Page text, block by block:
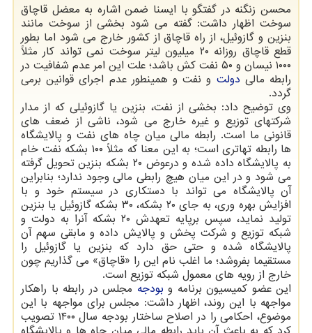
محسن زنگنه در گفتگو با ایسنا ضمن اشاره به معضل قاچاق
سوخت اظهار داشت: گفته می شود بخشی از سوخت مانند
بنزین و گازوئیل، از راه قاچاق از کشور خارج می شود اما بطور
قطع قاچاق روزانه ۲۰ میلیون لیتر سوخت نمی تواند کار مثلاً
۱۰۰۰ نیسان و ۵۰ نفت کش باشد؛ علت این امر عدم شفافیت در
رابطه مالی دولت و نفت و همینطور عدم اجرای قوانین برمی
گردد.
وی توضیح داد: بخشی از نفت، بنزین یا گازوئیلی که از مدار
شرکتهای توزیع و غیره خارج می شود، ناشی از ضعف های
قانونی ما است. رابطه مالی میان چاه های نفت و پالایشگاه
ها رابطه تهاتری است؛ به این معنا که مثلاً ۱۰۰ بشکه نفت خام
به پالایشگاه داده شده و درعوض ۲۰ بشکه بنزین تحویل گرفته
می شود و در این میان هیچ رابطی مالی وجود ندارد؛ بنابراین
آن پالایشگاه می تواند با دستکاری در سیستم خود و با
افزایش بهره وری، به جای ۲۰ بشکه، ۳۰ بشکه گازوئیل یا بنزین
تولید نماید، سپس برپایه تعهدش ۲۰ بشکه آنرا به دولت و
شبکه توزیع و شرکت پخش و پالایش داده و مابقی سهم آن
پالایشگاه شده و حتی حق دارد که بنزین یا گازوئیل را
مستقیما بفروشد؛ ما اغلب نام این را «قاچاق» می گذاریم چون
خارج از رویه های معمول شبکه توزیع است.
این عضو کمیسیون برنامه و بودجه مجلس در رابطه با راهکار
مواجهه با این روند، اظهار داشت: مجلس برای مواجهه با این
موضوع، احکامی را در اصلاح ساختار بودجه سال ۱۴۰۰ تصویب